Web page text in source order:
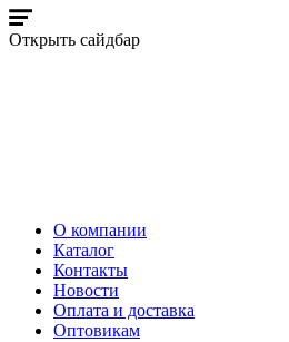
Открыть сайдбар
О компании
Каталог
Контакты
Новости
Оплата и доставка
Оптовикам